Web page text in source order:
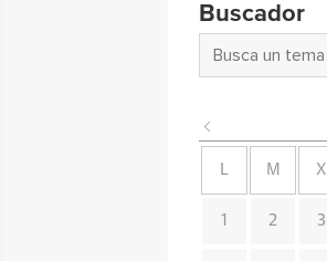
Buscador
L M X
1 2 3